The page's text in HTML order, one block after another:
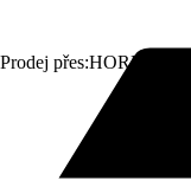
Prodej přes:HORNBACH